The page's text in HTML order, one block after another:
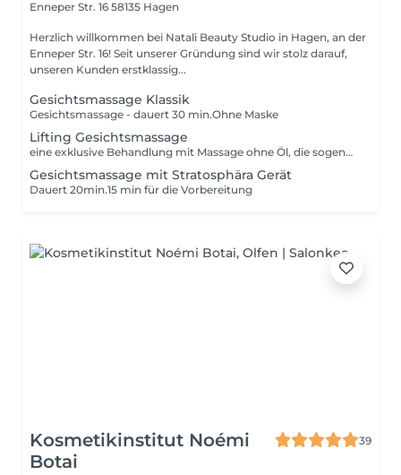
Enneper Str. 16 58135 Hagen
Herzlich willkommen bei Natali Beauty Studio in Hagen, an der
Enneper Str. 16! Seit unserer Gründung sind wir stolz darauf,
unseren Kunden erstklassig...
Gesichtsmassage Klassik
Gesichtsmassage - dauert 30 min.Ohne Maske
Lifting Gesichtsmassage
eine exklusive Behandlung mit Massage ohne Öl, die sogenannte Trockentechnik
Gesichtsmassage mit Stratosphära Gerät
Dauert 20min.15 min für die Vorbereitung
Kosmetikinstitut Noémi
Botai
39